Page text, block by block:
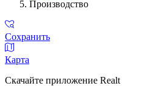
Производство
Сохранить
Карта
Скачайте приложение Realt